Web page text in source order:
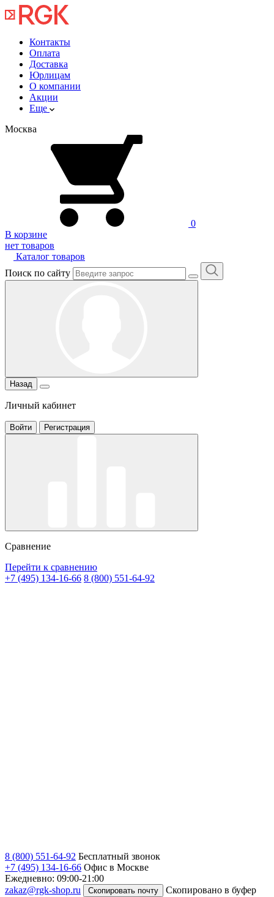
Контакты
Оплата
Доставка
Юрлицам
О компании
Акции
Еще
Москва
0
В корзине
нет товаров
Каталог товаров
Поиск по сайту
Назад
Личный кабинет
Войти Регистрация
Сравнение
Перейти к сравнению
+7 (495) 134-16-66 8 (800) 551-64-92
8 (800) 551-64-92 Бесплатный звонок
+7 (495) 134-16-66 Офис в Москве
Ежедневно: 09:00-21:00
zakaz@rgk-shop.ru
Скопировать почту
Скопировано в буфер